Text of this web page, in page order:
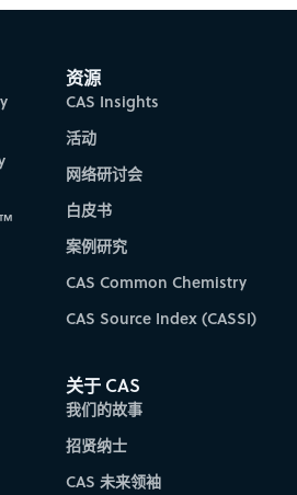
资源
CAS Insights
活动
网络研讨会
白皮书
案例研究
CAS Common Chemistry
CAS Source Index (CASSI)
关于 CAS
我们的故事
招贤纳士
CAS 未来领袖